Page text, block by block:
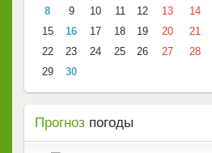
8
9 10 11 12 13
14
15
16 17 18 19 20
21
22
23 24 25 26 27
28
29
30
Прогноз погоды